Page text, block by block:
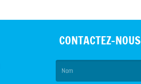
CONTACTEZ-NOUS